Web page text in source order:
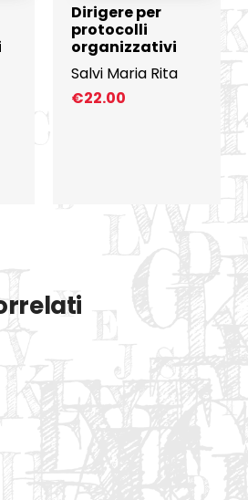
Dirigere per
protocolli
organizzativi
Salvi Maria Rita
€22.00